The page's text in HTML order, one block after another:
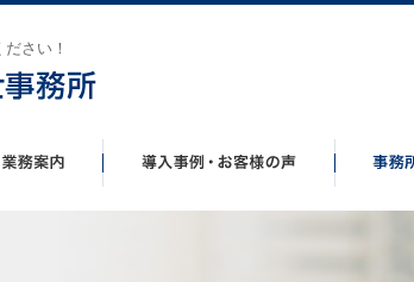
さい！